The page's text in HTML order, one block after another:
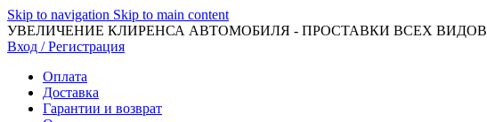
Skip to navigation Skip to main content
УВЕЛИЧЕНИЕ КЛИРЕНСА АВТОМОБИЛЯ - ПРОСТАВКИ ВСЕХ ВИДОВ
Вход / Регистрация
Оплата
Доставка
Гарантии и возврат